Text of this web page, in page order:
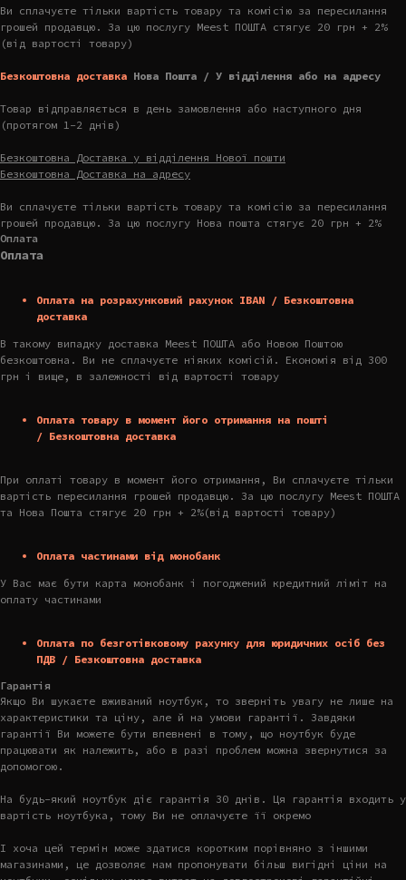
Ви сплачуєте тільки вартість товару та комісію за пересилання
грошей продавцю. За цю послугу Meest ПОШТА стягує 20 грн + 2%
(від вартості товару)
Безкоштовна доставка Нова Пошта / У відділення або на адресу
Товар відправляється в день замовлення або наступного дня
(протягом 1-2 днів)
Безкоштовна Доставка у відділення Нової пошти
Безкоштовна Доставка на адресу
Ви сплачуєте тільки вартість товару та комісію за пересилання
грошей продавцю. За цю послугу Нова пошта стягує 20 грн + 2%
Оплата
Оплата
Оплата на розрахунковий рахунок IBAN / Безкоштовна
доставка
В такому випадку доставка Meest ПОШТА або Новою Поштою
безкоштовна. Ви не сплачуєте ніяких комісій. Економія від 300
грн і вище, в залежності від вартості товару
Оплата товару в момент його отримання на пошті
/ Безкоштовна доставка
При оплаті товару в момент його отримання, Ви сплачуєте тільки
вартість пересилання грошей продавцю. За цю послугу Meest ПОШТА
та Нова Пошта стягує 20 грн + 2%(від вартості товару)
Оплата частинами від монобанк
У Вас має бути карта монобанк і погоджений кредитний ліміт на
оплату частинами
Оплата по безготівковому рахунку для юридичних осіб без
ПДВ / Безкоштовна доставка
Гарантія
Якщо Ви шукаєте вживаний ноутбук, то зверніть увагу не лише на
характеристики та ціну, але й на умови гарантії. Завдяки
гарантії Ви можете бути впевнені в тому, що ноутбук буде
працювати як належить, або в разі проблем можна звернутися за
допомогою.
На будь-який ноутбук діє гарантія 30 днів. Ця гарантія входить у
вартість ноутбука, тому Ви не оплачуєте її окремо
І хоча цей термін може здатися коротким порівняно з іншими
магазинами, це дозволяє нам пропонувати більш вигідні ціни на